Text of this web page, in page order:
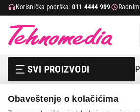
Obaveštenje o kolačićima
Korisnička podrška: 011 4444 999
SVI PROIZVODI
Tv, audio, video i foto Zvučnici